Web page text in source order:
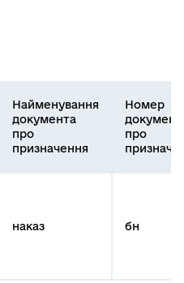
Найменування
документа
про
призначення
Номер
про
наказ бн